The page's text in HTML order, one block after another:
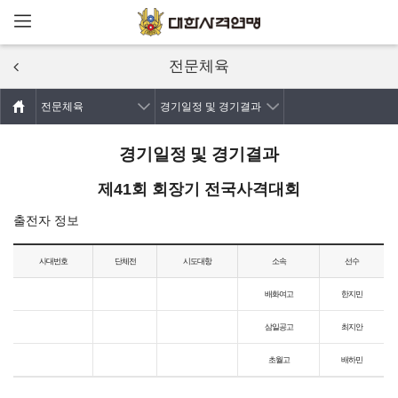
주요콘텐츠로
전문체육
전문체육 경기일정 및 경기결과
경기일정 및 경기결과
제41회 회장기 전국사격대회
출전자 정보
사대번호 단체전 시도대항 소속 선수
배화여고 한지민
삼일공고 최지안
초월고 배하민